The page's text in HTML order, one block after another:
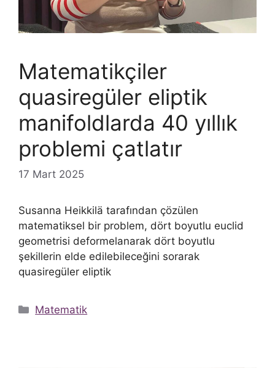
Matematikçiler
quasiregüler eliptik
manifoldlarda 40 yıllık
problemi çatlatır
17 Mart 2025
Susanna Heikkilä tarafından çözülen
matematiksel bir problem, dört boyutlu euclid
geometrisi deformelanarak dört boyutlu
şekillerin elde edilebileceğini sorarak
quasiregüler eliptik
Kategoriler
Matematik